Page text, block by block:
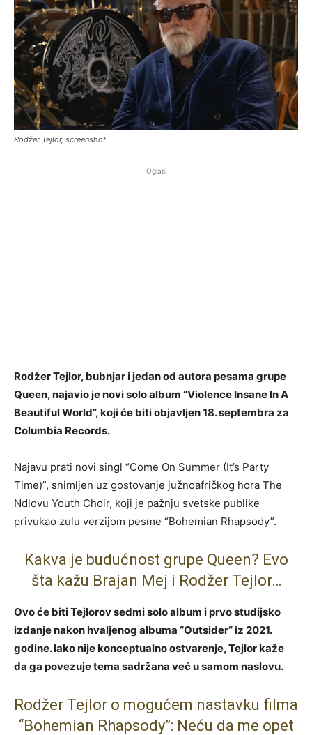
Rodžer Tejlor, screenshot
Oglasi
Rodžer Tejlor, bubnjar i jedan od autora pesama grupe
Queen, najavio je novi solo album “Violence Insane In A
Beautiful World”, koji će biti objavljen 18. septembra za
Columbia Records.
Najavu prati novi singl “Come On Summer (It’s Party
Time)”, snimljen uz gostovanje južnoafričkog hora The
Ndlovu Youth Choir, koji je pažnju svetske publike
privukao zulu verzijom pesme “Bohemian Rhapsody”.
Kakva je budućnost grupe Queen? Evo
šta kažu Brajan Mej i Rodžer Tejlor…
Ovo će biti Tejlorov sedmi solo album i prvo studijsko
izdanje nakon hvaljenog albuma “Outsider” iz 2021.
godine. Iako nije konceptualno ostvarenje, Tejlor kaže
da ga povezuje tema sadržana već u samom naslovu.
Rodžer Tejlor o mogućem nastavku filma
“Bohemian Rhapsody”: Neću da me opet